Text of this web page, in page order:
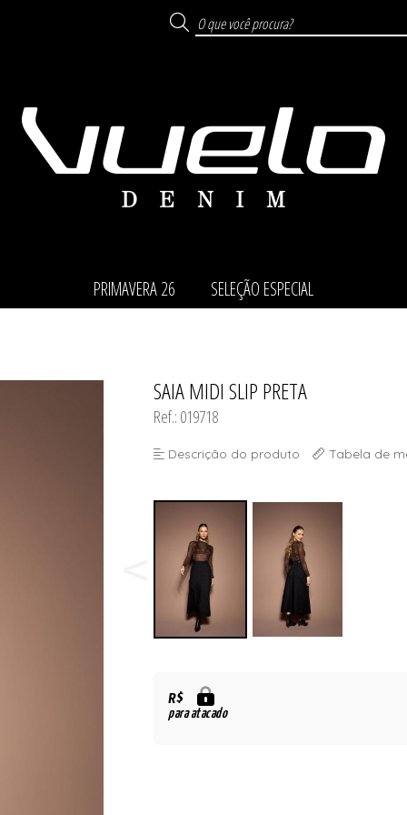
PRIMAVERA 26 SELEÇÃO ESPECIAL
SAIA MIDI SLIP PRETA
Ref.: 019718
Descrição do produto Tabela de
R$
para atacado